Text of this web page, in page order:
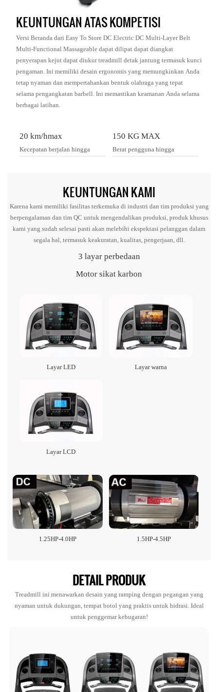
KEUNTUNGAN ATAS KOMPETISI
Versi Beranda dari Easy To Store DC Electric DC Multi-Layer Belt
Multi-Functional Massageable dapat dilipat dapat diangkat
penyerapan kejut dapat diukur treadmill detak jantung termasuk kunci
pengaman. Ini memiliki desain ergonomis yang memungkinkan Anda
tetap nyaman dan mempertahankan bentuk olahraga yang tepat
selama pengangkatan barbell. Ini memastikan keamanan Anda selama
berbagai latihan.
20 km/hmax
Kecepatan berjalan hingga
150 KG MAX
Berat pengguna hingga
KEUNTUNGAN KAMI
Karena kami memiliki fasilitas terkemuka di industri dan tim produksi yang
berpengalaman dan tim QC untuk mengendalikan produksi, produk khusus
kami yang sudah selesai pasti akan melebihi ekspektasi pelanggan dalam
segala hal, termasuk keakuratan, kualitas, pengerjaan, dll.
3 layar perbedaan
Motor sikat karbon
Layar LED Layar warna
Layar LCD
1.25HP-4.0HP 1.5HP-4.5HP
DETAIL PRODUK
Treadmill ini menawarkan desain yang ramping dengan pegangan yang
nyaman untuk dukungan, tempat botol yang praktis untuk hidrasi. Ideal
untuk penggemar kebugaran!